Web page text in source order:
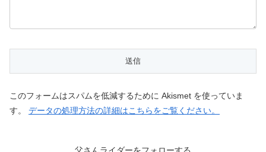
このフォームはスパムを低減するために Akismet を使っていま
す。 データの処理方法の詳細はこちらをご覧ください。